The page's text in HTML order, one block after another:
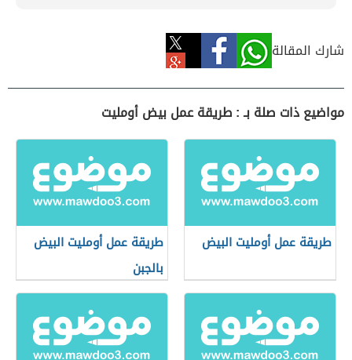
شارك المقالة
مواضيع ذات صلة بـ : طريقة عمل بيض أومليت
طريقة عمل أومليت البيض
طريقة عمل أومليت البيض
بالجبن